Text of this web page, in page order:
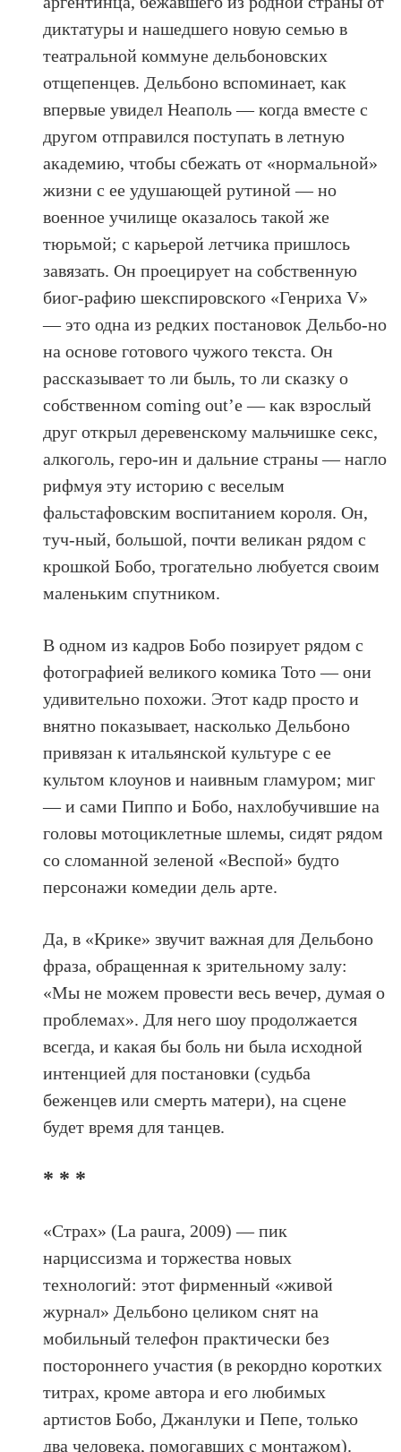
диктатуры и нашедшего новую семью в
театральной коммуне дельбоновских
отщепенцев. Дельбоно вспоминает, как
впервые увидел Неаполь — когда вместе с
другом отправился поступать в летную
академию, чтобы сбежать от «нормальной»
жизни с ее удушающей рутиной — но
военное училище оказалось такой же
тюрьмой; с карьерой летчика пришлось
завязать. Он проецирует на собственную
биог-рафию шекспировского «Генриха V»
— это одна из редких постановок Дельбо-но
на основе готового чужого текста. Он
рассказывает то ли быль, то ли сказку о
собственном coming out’e — как взрослый
друг открыл деревенскому мальчишке секс,
алкоголь, геро-ин и дальние страны — нагло
рифмуя эту историю с веселым
фальстафовским воспитанием короля. Он,
туч-ный, большой, почти великан рядом с
крошкой Бобо, трогательно любуется своим
маленьким спутником.
В одном из кадров Бобо позирует рядом с
фотографией великого комика Тото — они
удивительно похожи. Этот кадр просто и
внятно показывает, насколько Дельбоно
привязан к итальянской культуре с ее
культом клоунов и наивным гламуром; миг
— и сами Пиппо и Бобо, нахлобучившие на
головы мотоциклетные шлемы, сидят рядом
со сломанной зеленой «Веспой» будто
персонажи комедии дель арте.
Да, в «Крике» звучит важная для Дельбоно
фраза, обращенная к зрительному залу:
«Мы не можем провести весь вечер, думая о
проблемах». Для него шоу продолжается
всегда, и какая бы боль ни была исходной
интенцией для постановки (судьба
беженцев или смерть матери), на сцене
будет время для танцев.
* * *
«Страх» (La paura, 2009) — пик
нарциссизма и торжества новых
технологий: этот фирменный «живой
журнал» Дельбоно целиком снят на
мобильный телефон практически без
постороннего участия (в рекордно коротких
титрах, кроме автора и его любимых
артистов Бобо, Джанлуки и Пепе, только
два человека, помогавших с монтажом).